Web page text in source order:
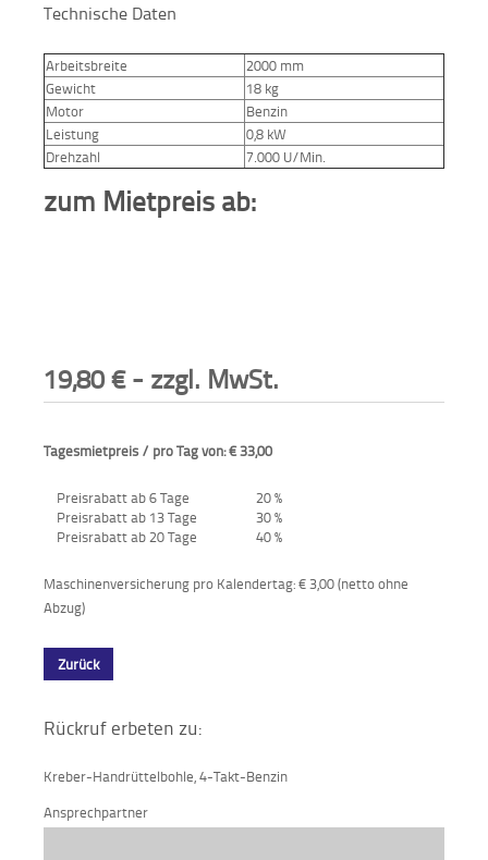
Technische Daten
Arbeitsbreite
2000 mm
Gewicht
18 kg
Motor
Benzin
Leistung
0,8 kW
Drehzahl
7.000 U/Min.
zum Mietpreis ab:
19,80€- zzgl. MwSt.
Tagesmietpreis / pro Tag von: € 33,00
Preisrabatt ab 6 Tage
Preisrabatt ab 13 Tage
Preisrabatt ab 20 Tage
20 %
30 %
40 %
Maschinenversicherung pro Kalendertag: € 3,00 (netto ohne
Abzug)
Zurück
Rückruf erbeten zu:
Kreber-Handrüttelbohle, 4-Takt-Benzin
Ansprechpartner